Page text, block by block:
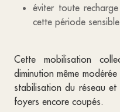
éviter toute
cette période
Cette mobilisation
diminution même
stabilisation du réseau et
foyers encore coupés.